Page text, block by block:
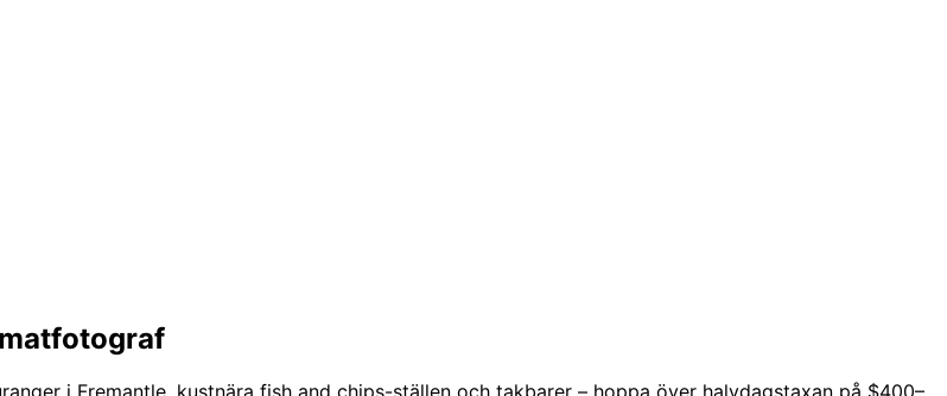
i Fremantle, kustnära fish and chips-ställen och takbarer – hoppa över halvdagstaxan på $400–